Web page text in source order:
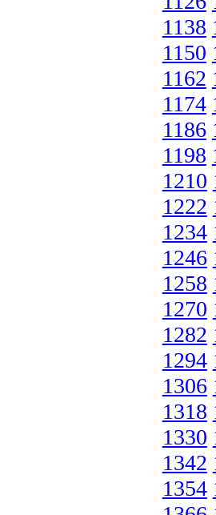
1138
1150
1162
1174
1186
1198
1210
1222
1234
1246
1258
1270
1282
1294
1306
1318
1330
1342
1354